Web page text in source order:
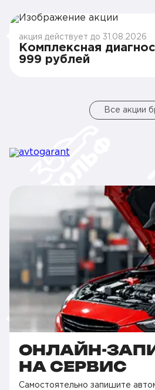
акция действует до 31.08.2026
Комплексная
999 рублей
Все акции
ОНЛАЙН-
НА СЕРВИС
Самостоятельно запишите